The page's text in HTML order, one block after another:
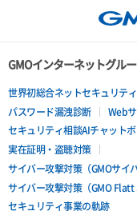
GMOインターネットグル
世界初総合ネットセキュリテ
パスワード漏洩診断
Web
セキュリティ相談AIチャット
実在証明・盗聴対策
サイバー攻撃対策（GMOサイ
サイバー攻撃対策（GMO Flatt
セキュリティ事業の軌跡